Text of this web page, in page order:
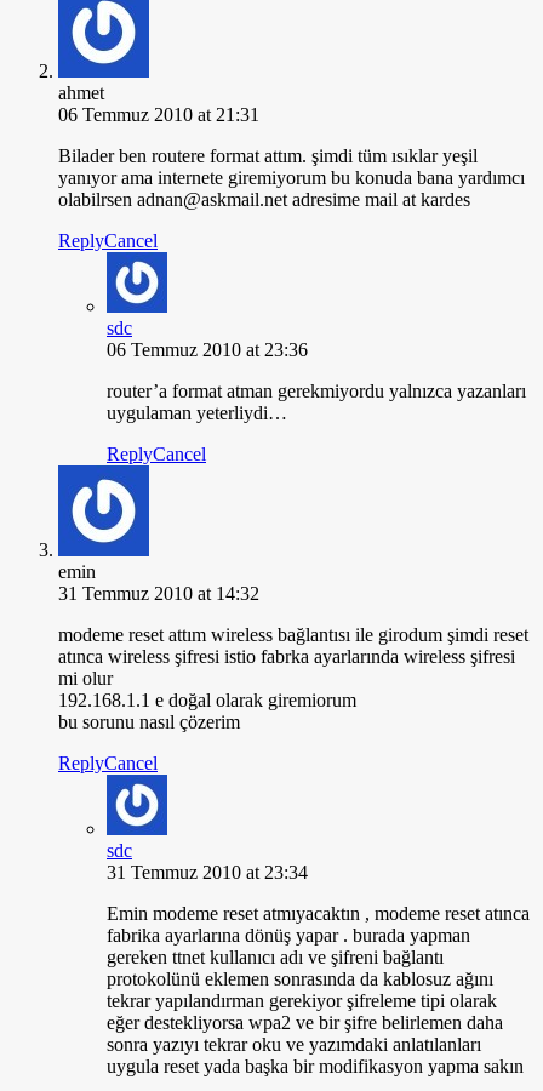
ahmet
06 Temmuz 2010 at 21:31
Bilader ben routere format attım. şimdi tüm ısıklar yeşil
yanıyor ama internete giremiyorum bu konuda bana yardımcı
olabilrsen adnan@askmail.net adresime mail at kardes
ReplyCancel
sdc
06 Temmuz 2010 at 23:36
router’a format atman gerekmiyordu yalnızca yazanları
uygulaman yeterliydi…
ReplyCancel
emin
31 Temmuz 2010 at 14:32
modeme reset attım wireless bağlantısı ile girodum şimdi reset
atınca wireless şifresi istio fabrka ayarlarında wireless şifresi
mi olur
192.168.1.1 e doğal olarak giremiorum
bu sorunu nasıl çözerim
ReplyCancel
sdc
31 Temmuz 2010 at 23:34
Emin modeme reset atmıyacaktın , modeme reset atınca
fabrika ayarlarına dönüş yapar . burada yapman
gereken ttnet kullanıcı adı ve şifreni bağlantı
protokolünü eklemen sonrasında da kablosuz ağını
tekrar yapılandırman gerekiyor şifreleme tipi olarak
eğer destekliyorsa wpa2 ve bir şifre belirlemen daha
sonra yazıyı tekrar oku ve yazımdaki anlatılanları
uygula reset yada başka bir modifikasyon yapma sakın